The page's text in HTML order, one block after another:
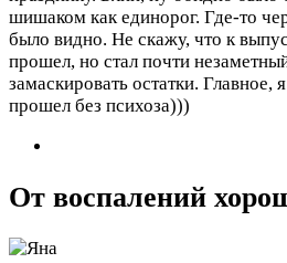
шишаком как единорог. Где-то
было видно. Не скажу, что к
прошел, но стал почти
замаскировать остатки. Главное,
прошел без психоза)))
От воспалений